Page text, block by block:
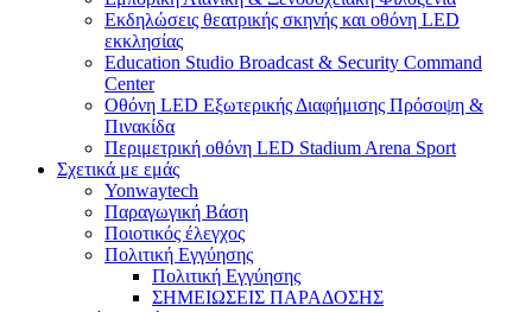
Εκδηλώσεις θεατρικής σκηνής και οθόνη LED
εκκλησίας
Education Studio Broadcast & Security Command
Center
Οθόνη LED Εξωτερικής Διαφήμισης Πρόσοψη &
Πινακίδα
Περιμετρική οθόνη LED Stadium Arena Sport
Σχετικά με εμάς
Yonwaytech
Παραγωγική Βάση
Ποιοτικός έλεγχος
Πολιτική Εγγύησης
Πολιτική Εγγύησης
ΣΗΜΕΙΩΣΕΙΣ ΠΑΡΑΔΟΣΗΣ